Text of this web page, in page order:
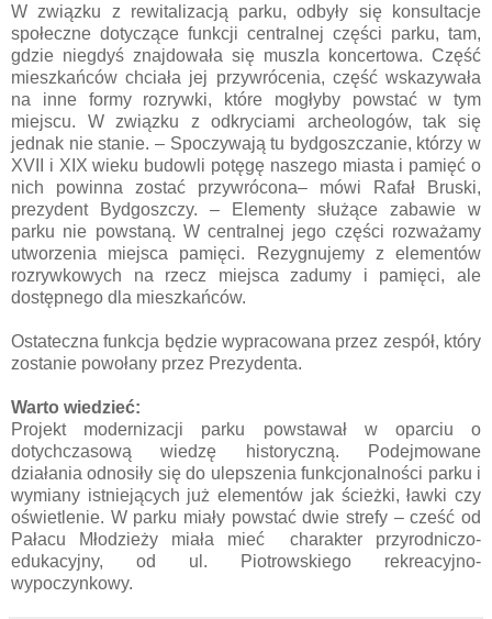
W związku z rewitalizacją parku, odbyły się konsultacje
społeczne dotyczące funkcji centralnej części parku, tam,
gdzie niegdyś znajdowała się muszla koncertowa. Część
mieszkańców chciała jej przywrócenia, część wskazywała
na inne formy rozrywki, które mogłyby powstać w tym
miejscu. W związku z odkryciami archeologów, tak się
jednak nie stanie. – Spoczywają tu bydgoszczanie, którzy w
XVII i XIX wieku budowli potęgę naszego miasta i pamięć o
nich powinna zostać przywrócona– mówi Rafał Bruski,
prezydent Bydgoszczy. – Elementy służące zabawie w
parku nie powstaną. W centralnej jego części rozważamy
utworzenia miejsca pamięci. Rezygnujemy z elementów
rozrywkowych na rzecz miejsca zadumy i pamięci, ale
dostępnego dla mieszkańców.
Ostateczna funkcja będzie wypracowana przez zespół, który
zostanie powołany przez Prezydenta.
Warto wiedzieć:
Projekt modernizacji parku powstawał w oparciu o
dotychczasową wiedzę historyczną. Podejmowane
działania odnosiły się do ulepszenia funkcjonalności parku i
wymiany istniejących już elementów jak ścieżki, ławki czy
oświetlenie. W parku miały powstać dwie strefy – cześć od
Pałacu Młodzieży miała mieć charakter przyrodniczo-
edukacyjny, od ul. Piotrowskiego rekreacyjno-
wypoczynkowy.